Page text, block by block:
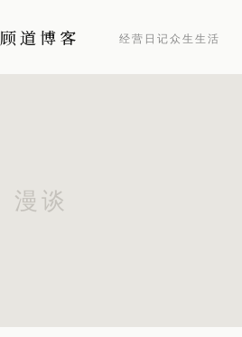
顾道博客 经营 日记众生 生活